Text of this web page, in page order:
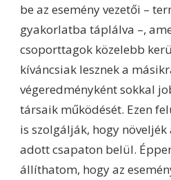
be az esemény vezetői –
gyakorlatba táplálva –,
csoporttagok közelebb
kíváncsiak lesznek a
végeredményként sokkal
társaik működését. Ezen
is szolgálják, hogy
adott csapaton belül.
állíthatom, hogy az